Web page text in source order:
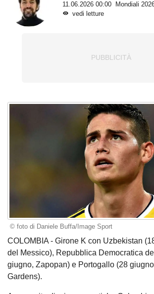
11.06.2026 00:00
Mondiali
vedi letture
© foto di Daniele Buffa/Image Sport
COLOMBIA - Girone K con Uzbekistan
del Messico), Repubblica Democratica
giugno, Zapopan) e Portogallo (28
Gardens).